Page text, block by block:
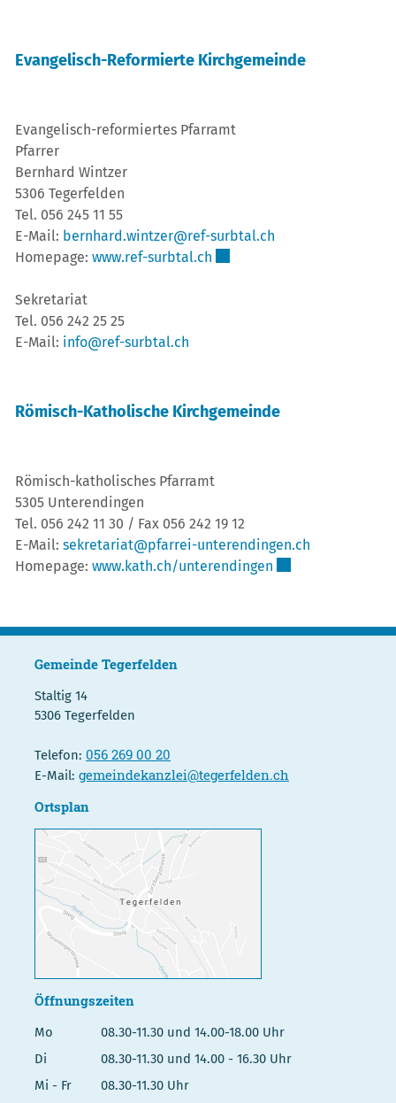
Evangelisch-Reformierte Kirchgemeinde
Evangelisch-reformiertes Pfarramt
Pfarrer
Bernhard Wintzer
5306 Tegerfelden
Tel. 056 245 11 55
E-Mail: bernhard.wintzer@ref-surbtal.ch
Homepage: www.ref-surbtal.ch
Sekretariat
Tel. 056 242 25 25
E-Mail: info@ref-surbtal.ch
Römisch-Katholische Kirchgemeinde
Römisch-katholisches Pfarramt
5305 Unterendingen
Tel. 056 242 11 30 / Fax 056 242 19 12
E-Mail: sekretariat@pfarrei-unterendingen.ch
Homepage: www.kath.ch/unterendingen
Gemeinde Tegerfelden
Staltig 14
5306 Tegerfelden
Telefon: 056 269 00 20
E-Mail: gemeindekanzlei@tegerfelden.ch
Ortsplan
Öffnungszeiten
Mo
08.30-11.30 und 14.00-18.00 Uhr
Di
08.30-11.30 und 14.00 - 16.30 Uhr
Mi - Fr
08.30-11.30 Uhr